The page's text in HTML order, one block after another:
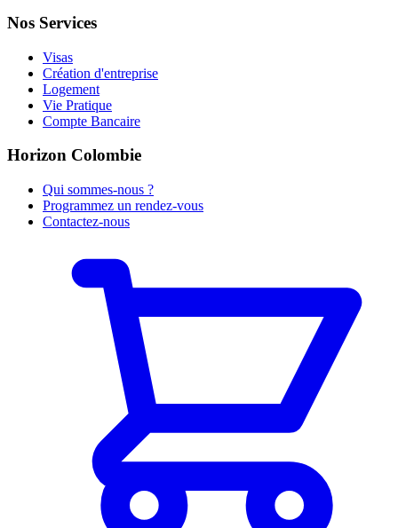
Nos Services
Visas
Création d'entreprise
Logement
Vie Pratique
Compte Bancaire
Horizon Colombie
Qui sommes-nous ?
Programmez un rendez-vous
Contactez-nous